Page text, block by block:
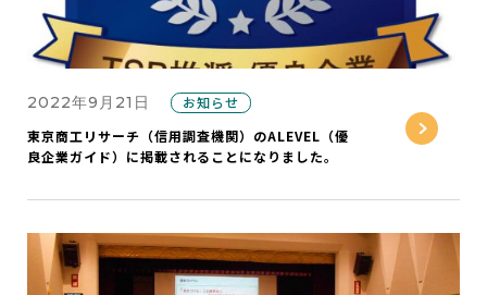
2022年9月21日
お知らせ
東京商工リサーチ（信用調査機関）のALEVEL（優
良企業ガイド）に掲載されることになりました。